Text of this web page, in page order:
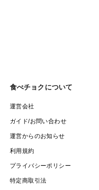
食べチョクについて
運営会社
ガイド/お問い合わせ
運営からのお知らせ
利用規約
プライバシーポリシー
特定商取引法